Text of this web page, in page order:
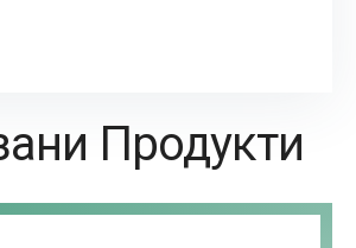
Продукти